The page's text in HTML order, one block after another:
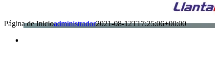
Página de Inicioadministrador2021-08-12T17:25:06+00:00